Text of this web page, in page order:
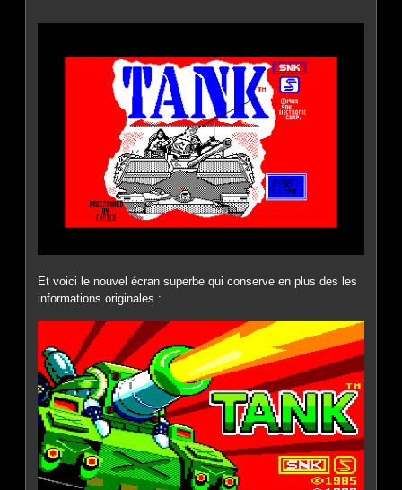
Et voici le nouvel écran superbe qui conserve en plus des les
informations originales :